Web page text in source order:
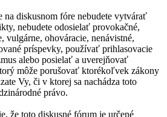
na diskusnom fóre nebudete vytvárať
nebudete odosielať provokačné,
vulgárne, ohováracie, nenávistné,
príspevky, používať prihlasovacie
alebo posielať a uverejňovať
môže porušovať ktorékoľvek zákony
Vy, či v ktorej sa nachádza toto
právo.
že toto diskusné fórum je určené